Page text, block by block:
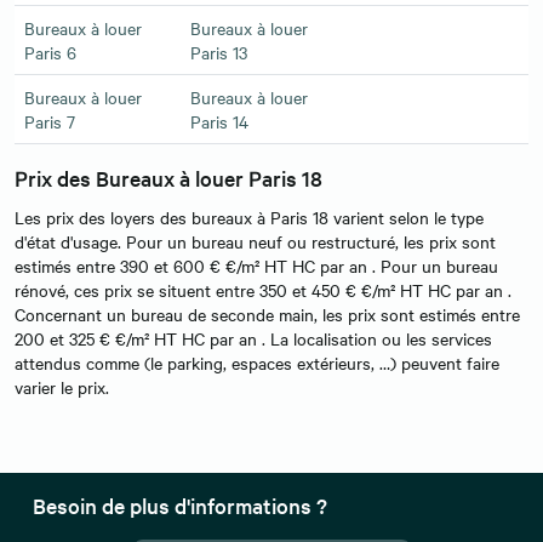
Bureaux à louer
Paris 6
Bureaux à louer
Paris 13
Bureaux à louer
Paris 7
Bureaux à louer
Paris 14
Prix des Bureaux à louer Paris 18
Les prix des loyers des bureaux à Paris 18 varient selon le type
d'état d'usage. Pour un bureau neuf ou restructuré, les prix sont
estimés entre 390 et 600 € €/m² HT HC par an . Pour un bureau
rénové, ces prix se situent entre 350 et 450 € €/m² HT HC par an .
Concernant un bureau de seconde main, les prix sont estimés entre
200 et 325 € €/m² HT HC par an . La localisation ou les services
attendus comme (le parking, espaces extérieurs, …) peuvent faire
varier le prix.
Besoin de plus d'informations ?